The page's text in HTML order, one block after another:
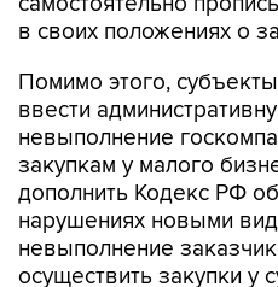
в своих положениях о
Помимо этого,
ввести
невыполнение
закупкам у малого
дополнить Кодекс РФ
нарушениях новыми
невыполнение
осуществить закупки